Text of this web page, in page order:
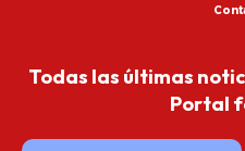
Todas las últimas
Portal